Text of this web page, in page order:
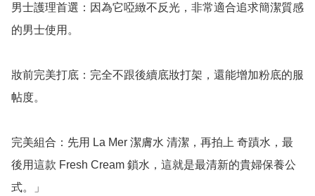
男士護理首選：因為它啞緻不反光，非常適合追求簡潔質感
的男士使用。
妝前完美打底：完全不跟後續底妝打架，還能增加粉底的服
帖度。
完美組合：先用 La Mer 潔膚水 清潔，再拍上 奇蹟水，最
後用這款 Fresh Cream 鎖水，這就是最清新的貴婦保養公
式。」